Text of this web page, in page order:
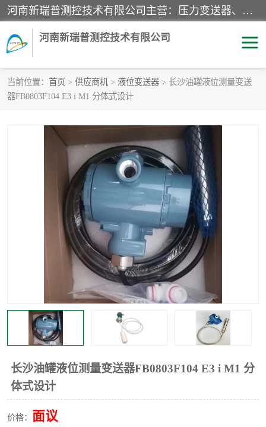
河南新瑞普测控技术有限公司主营：压力变送器、液位变送器、差压变送器、雷达料位计、电容物位计、温度显示控制仪表、电量变送器、流量计、工业自动化系统成套设备。
河南新瑞普测控技术有限公司
当前位置： 首页 > 供应商机 > 液位变送器 > 长沙油罐液位测量变送
器FB0803F104 E3 i M1 分体式设计
长沙油罐液位测量变送器FB0803F104 E3 i M1 分
体式设计
价格： 面议
霍尼韦尔压力变送器
1151/3351产品分类 精巧型压力变送器
雷达料位计
标准型工业压力变送器 罐旁显示仪
差压变送器 温度传感器变送器
压力变送器 电容物位计
温度显示控制仪表 电量变送器
流量计 工业自动化系统成套设备